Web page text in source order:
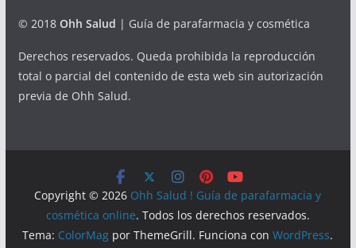
© 2018 Ohh Salud | Guía de parafarmacia y cosmética
Derechos reservados. Queda prohibida la reproducción
total o parcial del contenido de esta web sin autorización
previa de Ohh Salud.
Copyright © 2026 Ohh Salud ! Guía de parafarmacia y
cosmética online. Todos los derechos reservados.
Tema: ColorMag por ThemeGrill. Funciona conWordPress.